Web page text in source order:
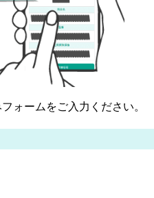
ォームをご入力ください。